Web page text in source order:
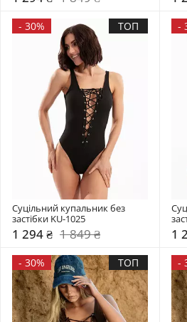
- 30% ТОП
Суцільний купальник без
застібки KU-1025
1 294 ₴ 1 849 ₴
-
1
- 30% ТОП -